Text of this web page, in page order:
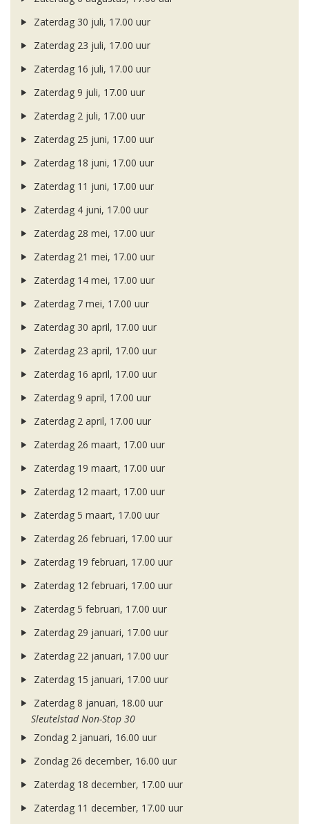
Zaterdag 30 juli, 17.00 uur
Zaterdag 23 juli, 17.00 uur
Zaterdag 16 juli, 17.00 uur
Zaterdag 9 juli, 17.00 uur
Zaterdag 2 juli, 17.00 uur
Zaterdag 25 juni, 17.00 uur
Zaterdag 18 juni, 17.00 uur
Zaterdag 11 juni, 17.00 uur
Zaterdag 4 juni, 17.00 uur
Zaterdag 28 mei, 17.00 uur
Zaterdag 21 mei, 17.00 uur
Zaterdag 14 mei, 17.00 uur
Zaterdag 7 mei, 17.00 uur
Zaterdag 30 april, 17.00 uur
Zaterdag 23 april, 17.00 uur
Zaterdag 16 april, 17.00 uur
Zaterdag 9 april, 17.00 uur
Zaterdag 2 april, 17.00 uur
Zaterdag 26 maart, 17.00 uur
Zaterdag 19 maart, 17.00 uur
Zaterdag 12 maart, 17.00 uur
Zaterdag 5 maart, 17.00 uur
Zaterdag 26 februari, 17.00 uur
Zaterdag 19 februari, 17.00 uur
Zaterdag 12 februari, 17.00 uur
Zaterdag 5 februari, 17.00 uur
Zaterdag 29 januari, 17.00 uur
Zaterdag 22 januari, 17.00 uur
Zaterdag 15 januari, 17.00 uur
Zaterdag 8 januari, 18.00 uur
Sleutelstad Non-Stop 30
Zondag 2 januari, 16.00 uur
Zondag 26 december, 16.00 uur
Zaterdag 18 december, 17.00 uur
Zaterdag 11 december, 17.00 uur